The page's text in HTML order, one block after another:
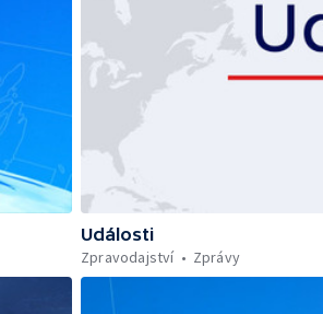
Události
Zpravodajství
Zprávy